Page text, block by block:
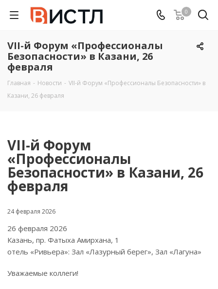
0
VII-й Форум «Профессионалы
Безопасности» в Казани, 26
февраля
Главная - Новости - VII-й Форум «Профессионалы Безопасности» в
Казани, 26 февраля
VII-й Форум
«Профессионалы
Безопасности» в Казани, 26
февраля
24 февраля 2026
26 февраля 2026
Казань, пр. Фатыха Амирхана, 1
отель «Ривьера»: Зал «Лазурный берег», Зал «Лагуна»
Уважаемые коллеги!